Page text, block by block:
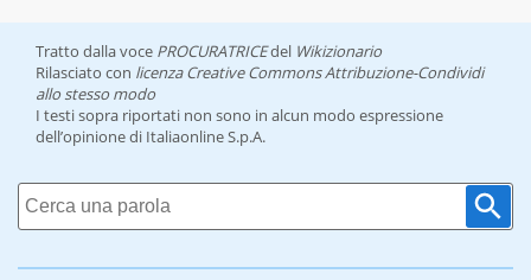
Tratto dalla voce PROCURATRICEdel Wikizionario
Rilasciato con licenza Creative Commons Attribuzione-Condividi
allo stesso modo
I testi sopra riportati non sono in alcun modo espressione
dell’opinione di Italiaonline S.p.A.